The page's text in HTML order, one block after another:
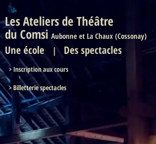
Les Ateliers de Théâtre
du Comsi Aubonne et La Chaux (Cossonay)
Une école | Des spectacles
> Inscription aux cours
> Billetterie spectacles